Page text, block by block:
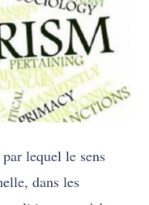
lequel le sens
dans les